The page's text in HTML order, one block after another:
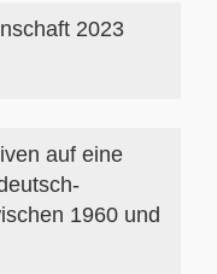
2023
auf eine
1960 und